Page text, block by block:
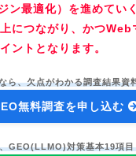
ン最適化）を進めてい
につながり、かつWeb
ントとなります。
ら、欠点がわかる調査結果資
無料調査を申し込む
GEO(LLMO)対策基本19項